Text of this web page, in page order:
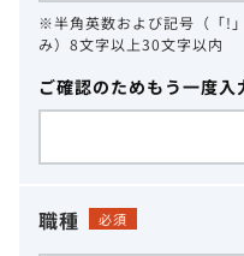
※半角英数および記号（「!
み）8文字以上30文字以内
ご確認のためもう一度入
職種 必須